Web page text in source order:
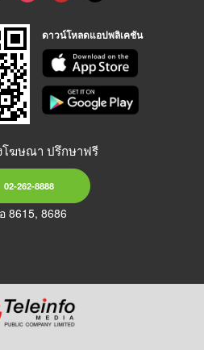
ดาวน์โหลดแอปพลิเคชัน
โฆษณา ปรึกษาฟรี
02-262-8888
8615, 8686